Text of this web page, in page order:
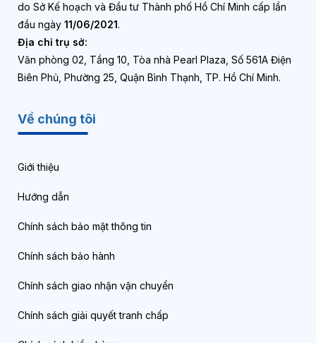
do Sở Kế hoạch và Đầu tư Thành phố Hồ Chí Minh cấp lần
đầu ngày 11/06/2021.
Địa chỉ trụ sở:
Văn phòng 02, Tầng 10, Tòa nhà Pearl Plaza, Số 561A Điện
Biên Phủ, Phường 25, Quận Bình Thạnh, TP. Hồ Chí Minh.
Về chúng tôi
Giới thiệu
Hướng dẫn
Chính sách bảo mật thông tin
Chính sách bảo hành
Chính sách giao nhận vận chuyển
Chính sách giải quyết tranh chấp